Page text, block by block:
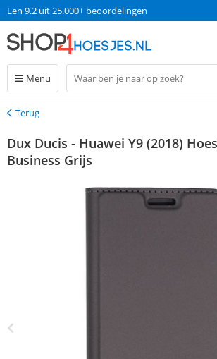
Een 9.2 uit 25.000+ beoordelingen
Menu
Terug
Terug
Dux Ducis - Huawei Y9 (2018)
Business Grijs